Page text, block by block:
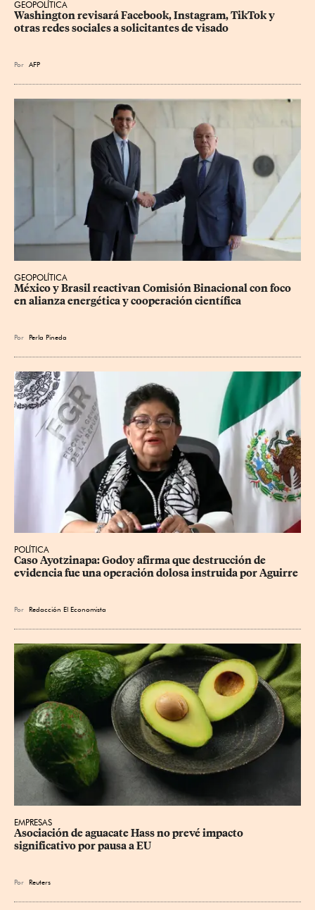
GEOPOLÍTICA
Washington revisará Facebook, Instagram, TikTok y
otras redes sociales a solicitantes de visado
Por AFP
GEOPOLÍTICA
México y Brasil reactivan Comisión Binacional con foco
en alianza energética y cooperación científica
Por Perla Pineda
POLÍTICA
Caso Ayotzinapa: Godoy afirma que destrucción de
evidencia fue una operación dolosa instruida por Aguirre
Por Redacción El Economista
EMPRESAS
Asociación de aguacate Hass no prevé impacto
significativo por pausa a EU
Por Reuters